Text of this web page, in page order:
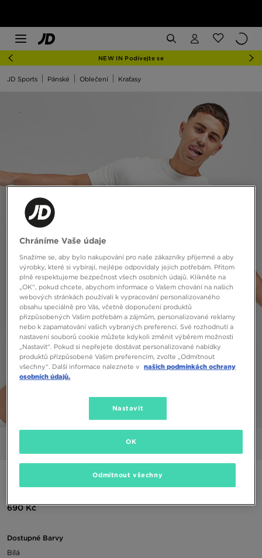
NEW IN Podívejte se
JD Sports Pánské Oblečení Kraťasy
NIKE ŠORTKY M NSW AIR MAX PK SHORT SHORTS
690 Kč
Dostupné Barvy
Bílá
Chráníme Vaše údaje
Snažíme se, aby bylo nakupování pro naše zákazníky příjemné a aby
výrobky, které si vybírají, nejlépe odpovídaly jejich potřebám. Přitom
plně respektujeme bezpečnost všech osobních údajů. Klikněte na
„OK“, pokud chcete, abychom informace o Vašem chování na našich
webových stránkách používali k vypracování personalizovaného
obsahu speciálně pro Vás, včetně doporučení produktů
přizpůsobených Vašim potřebám a zájmům, personalizované reklamy
nebo k zapamatování vašich vybraných preferencí. Své rozhodnutí a
nastavení souborů cookie můžete kdykoli změnit výběrem možnosti
„Nastavit“. Pokud si nepřejete dostávat personalizované nabídky
produktů přizpůsobené Vašim preferencím, zvolte „Odmítnout
všechny“. Další informace naleznete v našich podmínkách ochrany
osobních údajů.
Nastavit
Odmítnout všechny
OK